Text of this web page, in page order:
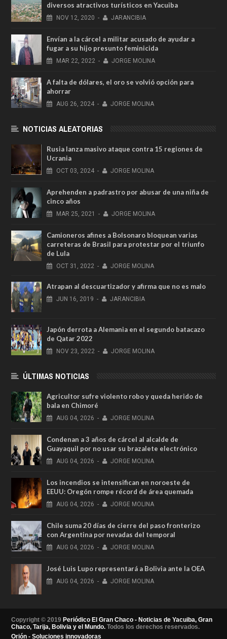
diversos atractivos turísticos en Yacuiba
NOV 12, 2020 - JARANCIBIA
Envían a la cárcel a militar acusado de ayudar a
fugar a su hijo presunto feminicida
MAR 22, 2022 - JORGE MOLINA
A falta de dólares, el oro se volvió opción para
ahorrar
AUG 26, 2024 - JORGE MOLINA
NOTICIAS ALEATORIAS
Rusia lanza masivo ataque contra 15 regiones de
Ucrania
OCT 03, 2024 - JORGE MOLINA
Aprehenden a padrastro por abusar de una niña de
cinco años
MAR 25, 2021 - JORGE MOLINA
Camioneros afines a Bolsonaro bloquean varias
carreteras de Brasil para protestar por el triunfo
de Lula
OCT 31, 2022 - JORGE MOLINA
Atrapan al descuartizador y afirma que no es malo
JUN 16, 2019 - JARANCIBIA
Japón derrota a Alemania en el segundo batacazo
de Qatar 2022
NOV 23, 2022 - JORGE MOLINA
ÚLTIMAS NOTICIAS
Agricultor sufre violento robo y queda herido de
bala en Chimoré
AUG 04, 2026 - JORGE MOLINA
Condenan a 3 años de cárcel al alcalde de
Guayaquil por no usar su brazalete electrónico
AUG 04, 2026 - JORGE MOLINA
Los incendios se intensifican en noroeste de
EEUU: Oregón rompe récord de área quemada
AUG 04, 2026 - JORGE MOLINA
Chile suma 20 días de cierre del paso fronterizo
con Argentina por nevadas del temporal
AUG 04, 2026 - JORGE MOLINA
José Luis Lupo representará a Bolivia ante la OEA
AUG 04, 2026 - JORGE MOLINA
Copyright © 2019 Periódico El Gran Chaco - Noticias de Yacuiba, Gran
Chaco, Tarija, Bolivia y el Mundo. Todos los derechos reservados.
Orión - Soluciones innovadoras